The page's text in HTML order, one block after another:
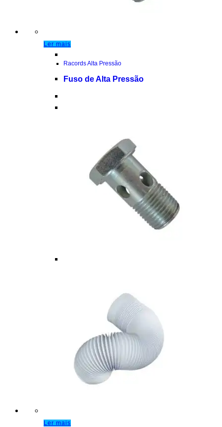
Ler mais
Racords Alta Pressão
Fuso de Alta Pressão
Ler mais